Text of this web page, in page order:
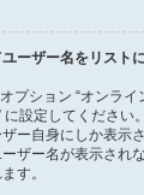
ーザー名をリスト
プション “オンライ
に設定してください
ー自身にしか表示
ザー名が表示され
す。